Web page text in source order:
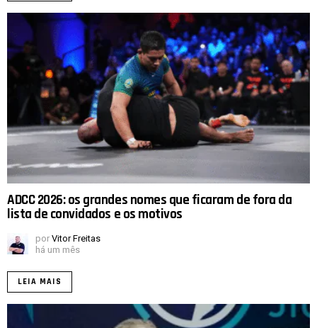
ADCC 2026: os grandes nomes que ficaram de fora da
lista de convidados e os motivos
por Vitor Freitas
há um mês
LEIA MAIS